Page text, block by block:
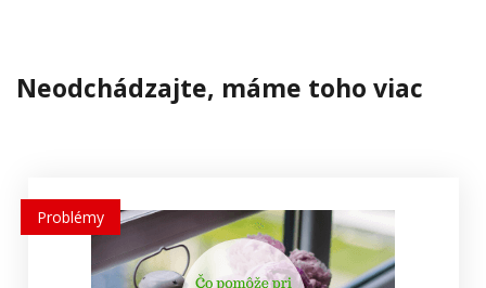
Neodchádzajte, máme toho viac
Problémy